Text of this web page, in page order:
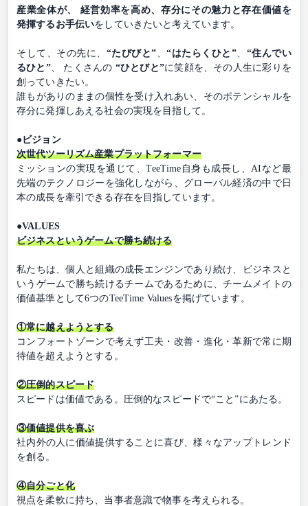
産業全体が、 経営効率を高め、存分にその魅力と存在価値を
発揮するお手伝いをしていきたいと考えています。
そして、その先に、 “たびびと” 、“はたらくひと”、 “住んでい
るひと”、 たくさんの “ひとびと”に笑顔を、その人生に彩りを
創っていきたい。
誰もがありのままの個性を受け入れあい、そのポテンシャルを
存分に発揮しあえる社会の実現を目指して。
●ビジョン
次世代ツーリズム産業プラットフォーマー
ミッションの実現を通じて、TeeTime自身も成長し、AIなど最
先端のテクノロジーを強化しながら、グローバル経済の中で日
本の成長を牽引できる存在を目指しています。
●VALUES
ビジネスというゲームで勝ち続ける
私たちは、個人と組織の成長エンジンであり続け、ビジネスと
いうゲームで勝ち続けるチームであるために、チームメイトの
価値基準として6つのTeeTime Valuesを掲げています。
①常に越えようとする
コンフォートゾーンで考えず工夫・改善・進化・革新で常に期
待値を超えようとする。
②圧倒的スピード
スピードは価値である。圧倒的なスピードで“こと”にあたる。
③価値提供を喜ぶ
社内外の人に価値提供することに喜び、様々なアップトレンド
を創る。
④自分ごと化
視点を柔軟に持ち、当事者意識で物事を考えられる。